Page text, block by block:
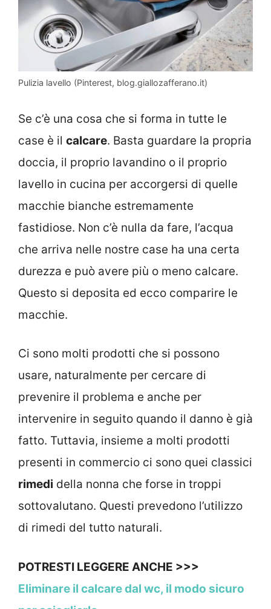
Pulizia lavello (Pinterest, blog.giallozafferano.it)
Se c’è una cosa che si forma in tutte le
case è il calcare. Basta guardare la propria
doccia, il proprio lavandino o il proprio
lavello in cucina per accorgersi di quelle
macchie bianche estremamente
fastidiose. Non c’è nulla da fare, l’acqua
che arriva nelle nostre case ha una certa
durezza e può avere più o meno calcare.
Questo si deposita ed ecco comparire le
macchie.
Ci sono molti prodotti che si possono
usare, naturalmente per cercare di
prevenire il problema e anche per
intervenire in seguito quando il danno è già
fatto. Tuttavia, insieme a molti prodotti
presenti in commercio ci sono quei classici
rimedi della nonna che forse in troppi
sottovalutano. Questi prevedono l’utilizzo
di rimedi del tutto naturali.
POTRESTI LEGGERE ANCHE >>>
Eliminare il calcare dal wc, il modo sicuro